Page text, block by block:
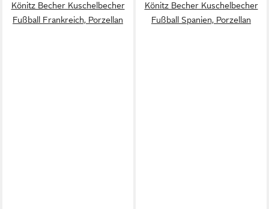
Könitz Becher Kuschelbecher
Fußball Frankreich, Porzellan
Könitz Becher Kuschelbecher
Fußball Spanien, Porzellan